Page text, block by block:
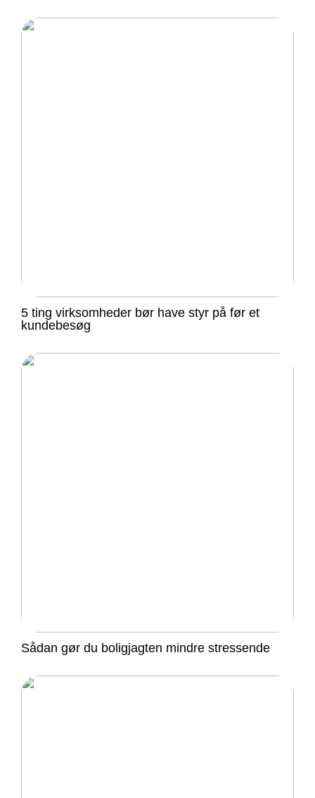
5 ting virksomheder bør have styr på før et
kundebesøg
Sådan gør du boligjagten mindre stressende